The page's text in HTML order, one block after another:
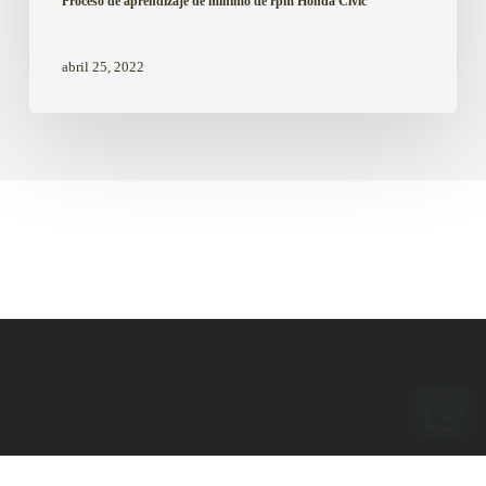
abril 25, 2022